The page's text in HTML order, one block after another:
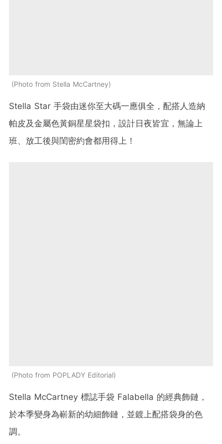
Photo from Stella McCartney
Stella Star 手袋由迷你至大碼一應俱全，配搭人造納
帕皮及金屬色黃銅星星袋扣，設計日夜皆宜，無論上
班、放工後與閨密約會都用得上！
Photo from POPLADY Editorial
Stella McCartney 標誌手袋 Falabella 的經典飾鏈，
於本季變身為嶄新的幼細飾鏈，並鍍上配搭袋身的色
調。